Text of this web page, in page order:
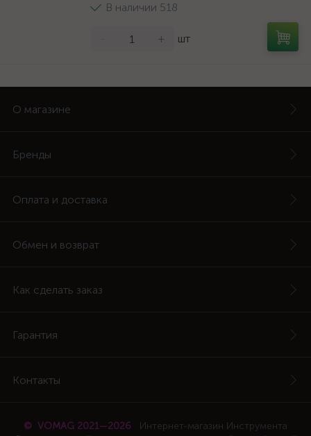
В наличии 518
+ шт
О магазине
Бренды
Оплата и доставка
Обмен и возврат
Как сделать заказ
Гарантия
Контакты
© VOMAG 2021—2026
Интернет-магазин Инструмента